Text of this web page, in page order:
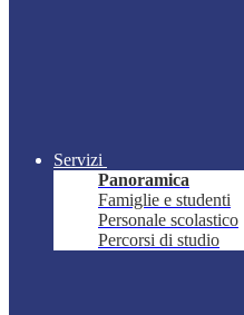
Servizi
Panoramica
Famiglie e studenti
Personale scolastico
Percorsi di studio